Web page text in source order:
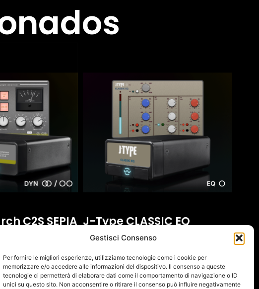
Gestisci Consenso
Per fornire le migliori esperienze, utilizziamo tecnologie come i cookie per
memorizzare e/o accedere alle informazioni del dispositivo. Il consenso a queste
tecnologie ci permetterà di elaborare dati come il comportamento di navigazione o ID
unici su questo sito. Non acconsentire o ritirare il consenso può influire negativamente
C2S SEPIA
1.180,33 €
J-Type CLASSIC EQ
470,00€ (IVA escl.:385,25
Añadir Al Carrito